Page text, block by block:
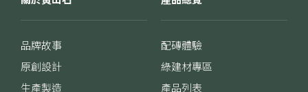
品牌故事
原創設計
生產製造
配磚體驗
綠建材專區
產品列表